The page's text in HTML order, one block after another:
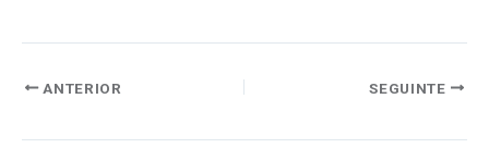
ANTERIOR SEGUINTE